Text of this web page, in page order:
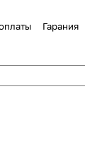
Гарания